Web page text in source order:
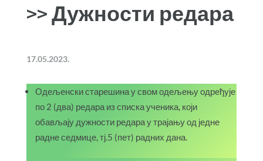
>> Дужности редара
17.05.2023.
Одељенски старешина у свом одељењу одређује
по 2 (два) редара из списка ученика, који
обављају дужности редара у трајању од једне
радне седмице, тј.5 (пет) радних дана.